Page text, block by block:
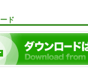
ド